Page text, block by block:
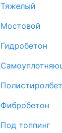
Тяжелый
Мостовой
Гидробетон
Фибробетон
Под топпинг